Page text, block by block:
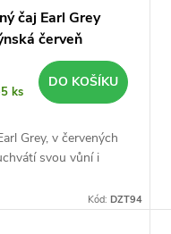
čaj Earl Grey
červeň
ks
DO KOŠÍKU
Grey, v červených
svou vůní i
Kód:DZT94